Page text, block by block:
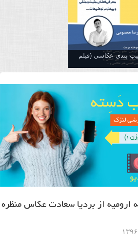
بندي عكاسي (فیلم
از بردیا سعادت عکاس منظره